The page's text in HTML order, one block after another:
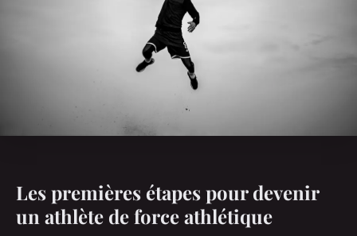
Les premières étapes pour devenir
un athlète de force athlétique